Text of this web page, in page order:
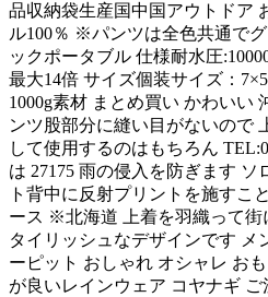
品収納袋生産国中国アウトドア
ル100％ ※パンツは全色共通で
ックポータブル 仕様耐水圧
最大14倍 サイズ個装サイズ：
1000g素材 まとめ買い かわいい
ンツ股部分に縫い目がないので
して使用するのはもちろん
は 27175 雨の侵入を防ぎます ソ
ト背中に反射プリントを施すこ
ース ※北海道 上着を羽織って街
タイリッシュなデザインです メ
ーピット おしゃれ オシャレ お
が良いレインウェア コヤナギ